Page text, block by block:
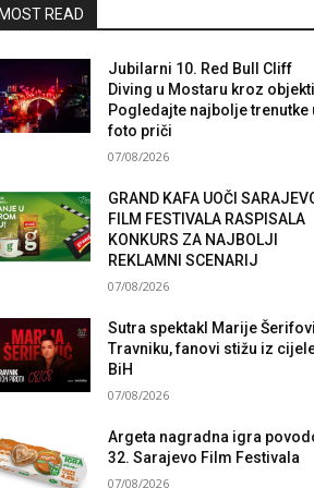
READ
Jubilarni 10. Red Bull Cliff
Diving u Mostaru kroz
Pogledajte najbolje trenutke
foto priči
07/08/2026
GRAND KAFA UOČI
FILM FESTIVALA RASPISALA
KONKURS ZA NAJBOLJI
REKLAMNI SCENARIJ
07/08/2026
Sutra spektakl Marije
Travniku, fanovi stižu iz
BiH
07/08/2026
Argeta nagradna igra
32. Sarajevo Film Festivala
07/08/2026